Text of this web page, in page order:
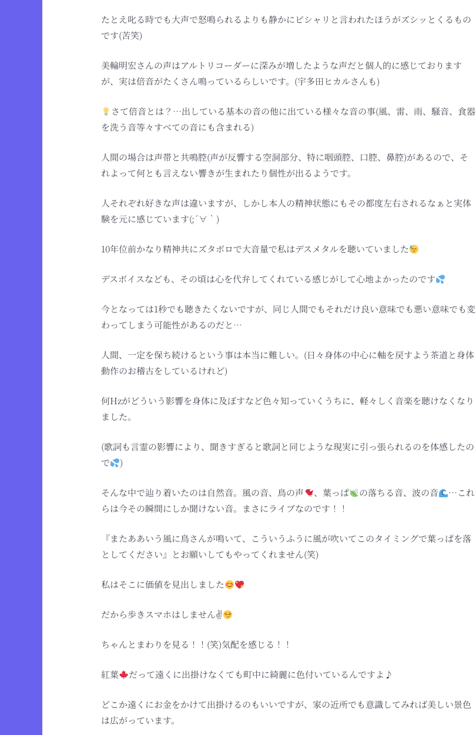
たとえ叱る時でも大声で怒鳴られるよりも静かにピシャリと言われたほうがズシッとくるもの
です(苦笑)
美輪明宏さんの声はアルトリコーダーに深みが増したような声だと個人的に感じております
が、実は倍音がたくさん鳴っているらしいです。(宇多田ヒカルさんも)
さて倍音とは？…出している基本の音の他に出ている様々な音の事(風、雷、雨、騒音、食器
を洗う音等々すべての音にも含まれる)
人間の場合は声帯と共鳴腔(声が反響する空洞部分、特に咽頭腔、口腔、鼻腔)があるので、そ
れよって何とも言えない響きが生まれたり個性が出るようです。
人それぞれ好きな声は違いますが、しかし本人の精神状態にもその都度左右されるなぁと実体
験を元に感じています(;´∀｀)
10年位前かなり精神共にズタボロで大音量で私はデスメタルを聴いていました
デスボイスなども、その頃は心を代弁してくれている感じがして心地よかったのです
今となっては1秒でも聴きたくないですが、同じ人間でもそれだけ良い意味でも悪い意味でも変
わってしまう可能性があるのだと…
人間、一定を保ち続けるという事は本当に難しい。(日々身体の中心に軸を戻すよう茶道と身体
動作のお稽古をしているけれど)
何Hzがどういう影響を身体に及ぼすなど色々知っていくうちに、軽々しく音楽を聴けなくなり
ました。
(歌詞も言霊の影響により、聞きすぎると歌詞と同じような現実に引っ張られるのを体感したの
で
)
そんな中で辿り着いたのは自然音。風の音、鳥の声 、葉っぱ の落ちる音、波の音
…これ
らは今その瞬間にしか聞けない音。まさにライブなのです！！
『またああいう風に鳥さんが鳴いて、こういうふうに風が吹いてこのタイミングで葉っぱを落
としてください』とお願いしてもやってくれません(笑)
私はそこに価値を見出しました
だから歩きスマホはしません✌
ちゃんとまわりを見る！！(笑)気配を感じる！！
紅葉 だって遠くに出掛けなくても町中に綺麗に色付いているんですよ♪
どこか遠くにお金をかけて出掛けるのもいいですが、家の近所でも意識してみれば美しい景色
は広がっています。